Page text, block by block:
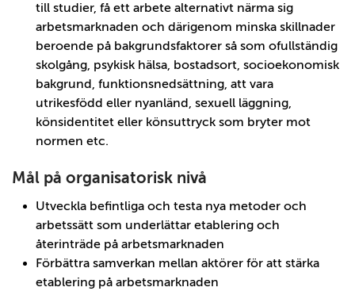
till studier, få ett arbete alternativt närma sig
arbetsmarknaden och därigenom minska skillnader
beroende på bakgrundsfaktorer så som ofullständig
skolgång, psykisk hälsa, bostadsort, socioekonomisk
bakgrund, funktionsnedsättning, att vara
utrikesfödd eller nyanländ, sexuell läggning,
könsidentitet eller könsuttryck som bryter mot
normen etc.
Mål på organisatorisk nivå
Utveckla befintliga och testa nya metoder och
arbetssätt som underlättar etablering och
återinträde på arbetsmarknaden
Förbättra samverkan mellan aktörer för att stärka
etablering på arbetsmarknaden